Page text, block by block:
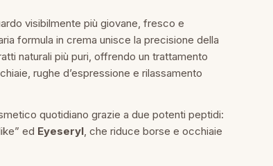
visibilmente più giovane, fresco e
formula in crema unisce la precisione della
naturali più puri, offrendo un trattamento
rughe d’espressione e rilassamento
quotidiano grazie a due potenti peptidi:
ed Eyeseryl, che riduce borse e occhiaie